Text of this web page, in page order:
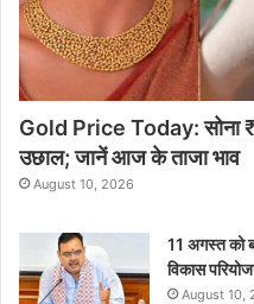
Gold Price Today: सोना
उछाल; जानें आज के ताजा भाव
August 10, 2026
11 अगस्त को
विकास
August 10,